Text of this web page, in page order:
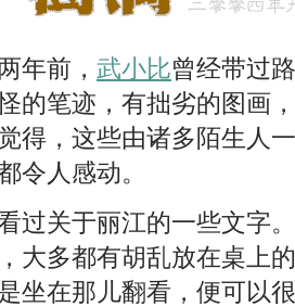
前， 武小比曾经带过
的笔迹，有拙劣的图画
得，这些由诸多陌生人
令人感动。
关于丽江的一些文字。
大多都有胡乱放在桌上
坐在那儿翻看，便可以